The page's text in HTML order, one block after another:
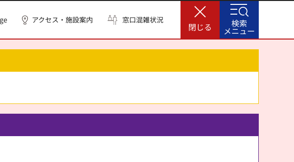
アクセス・施設案内 窓口混雑状況
閉じる 検索
メニュー